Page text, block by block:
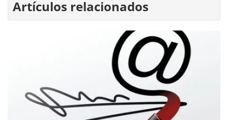
Artículos relacionados